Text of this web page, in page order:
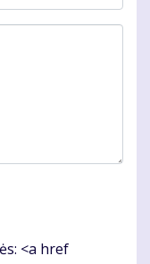
<a href